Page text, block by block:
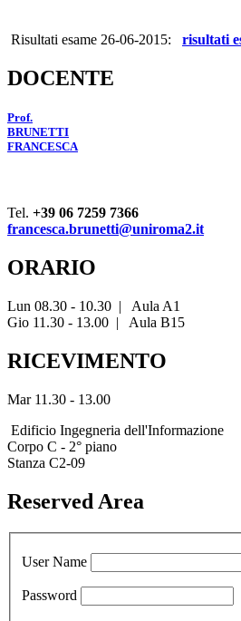
Risultati esame 26-06-2015: risultati
DOCENTE
Prof.
BRUNETTI
FRANCESCA
Tel. +39 06 7259 7366
francesca.brunetti@uniroma2.it
ORARIO
Lun 08.30 - 10.30 |
Aula A1
Gio 11.30 - 13.00 | Aula B15
RICEVIMENTO
Mar 11.30 - 13.00
Edificio Ingegneria dell'Informazione
Corpo C - 2° piano
Stanza C2-09
Reserved Area
User Name
Password